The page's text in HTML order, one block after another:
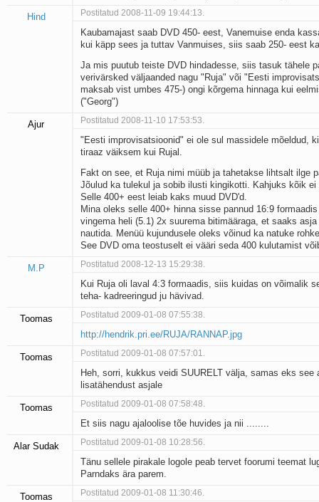
Hind Postitatud 2008-11-09 19:44:13.
Kaubamajast saab DVD 450- eest, Vanemuise enda
kui käpp sees ja tuttav Vanmuises, siis saab 250- eest
Ja mis puutub teiste DVD hindadesse, siis tasuk tähele
verivärsked väljaanded nagu "Ruja" või "Eesti
maksab vist umbes 475-) ongi kõrgema hinnaga kui
("Georg")
Ajur Postitatud 2008-11-10 17:53:53.
"Eesti improvisatsioonid" ei ole sul massidele mõeldud,
tiraaz väiksem kui Rujal.
Fakt on see, et Ruja nimi müüb ja tahetakse lihtsalt ilge
Jõulud ka tulekul ja sobib ilusti kingikotti. Kahjuks kõik ei
Selle 400+ eest leiab kaks muud DVD'd.
Mina oleks selle 400+ hinna sisse pannud 16:9
vingema heli (5.1) 2x suurema bitimääraga, et saaks
nautida. Menüü kujundusele oleks võinud ka natuke
See DVD oma teostuselt ei vääri seda 400 kulutamist
M.P Postitatud 2008-12-13 15:29:38.
Kui Ruja oli laval 4:3 formaadis, siis kuidas on võimalik
teha- kadreeringud ju hävivad.
Toomas Postitatud 2009-01-08 07:55:38.
http://hendrik.pri.ee/RUJA/RANNAP.jpg
Toomas Postitatud 2009-01-08 07:57:01.
Heh, sorri, kukkus veidi SUURELT välja, samas eks see
lisatähendust asjale
Toomas Postitatud 2009-01-08 07:58:48.
Et siis nagu ajaloolise tõe huvides ja nii ........
Alar Sudak Postitatud 2009-01-08 10:28:56.
Tänu sellele pirakale logole peab tervet foorumi teemat
Parndaks ära parem.
Toomas Postitatud 2009-01-08 11:30:46.